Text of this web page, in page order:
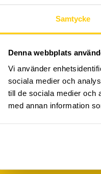
Samtycke
Denna webbplats
Vi använder
sociala medier och
till de sociala medier och
med annan information